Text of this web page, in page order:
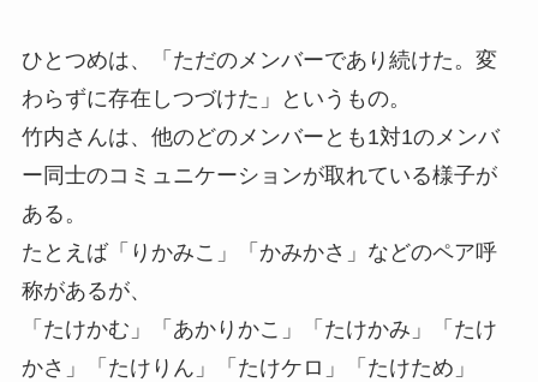
ひとつめは、「ただのメンバーであり続けた。変
わらずに存在しつづけた」というもの。
竹内さんは、他のどのメンバーとも1対1のメンバ
ー同士のコミュニケーションが取れている様子が
ある。
たとえば「りかみこ」「かみかさ」などのペア呼
称があるが、
「たけかむ」「あかりかこ」「たけかみ」「たけ
かさ」「たけりん」「たけケロ」「たけため」